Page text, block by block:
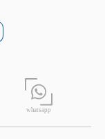
whatsapp